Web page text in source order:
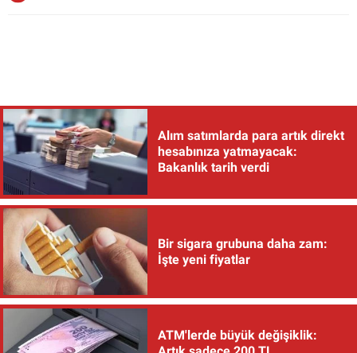
Alım satımlarda para artık direkt
hesabınıza yatmayacak:
Bakanlık tarih verdi
Bir sigara grubuna daha zam:
İşte yeni fiyatlar
ATM'lerde büyük değişiklik: